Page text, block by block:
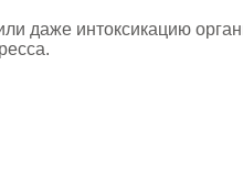
даже интоксикацию